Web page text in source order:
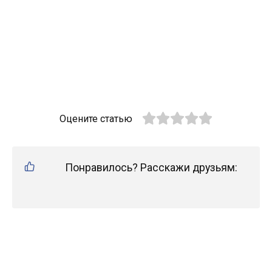
Оцените статью
Понравилось? Расскажи друзьям: